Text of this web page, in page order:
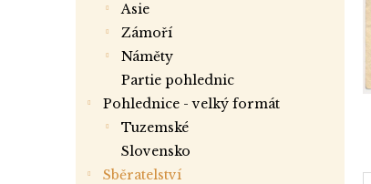
asie
zámoří
náměty
partie pohlednic
Pohlednice - velký formát
tuzemské
slovensko
Sběratelství